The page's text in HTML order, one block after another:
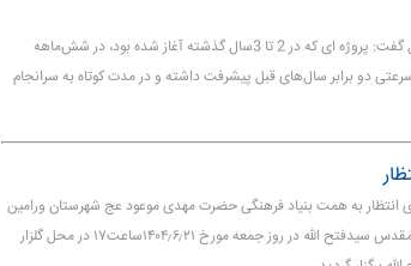
یک مقام مسئول گفت: پروژه ای که در 2 تا 3سال گذشته آغاز شده بود، در شش‌ماهه
دو برابر سال‌های قبل پیشرفت داشته و در مدت کوتاه به سرانجام
انتظار به همت بنیاد فرهنگی حضرت مهدی موعود عج شهرستان ورامین
و تولیت آستان مقدس سیدفتح الله در روز جمعه مورخ ۱۴۰۴٫۶٫۲۱ساعت۱۷ در محل گلزار